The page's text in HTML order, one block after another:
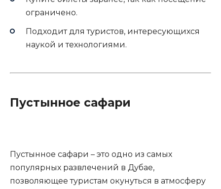
ограничено.
Подходит для туристов, интересующихся
наукой и технологиями.
Пустынное сафари
Пустынное сафари – это одно из самых
популярных развлечений в Дубае,
позволяющее туристам окунуться в атмосферу